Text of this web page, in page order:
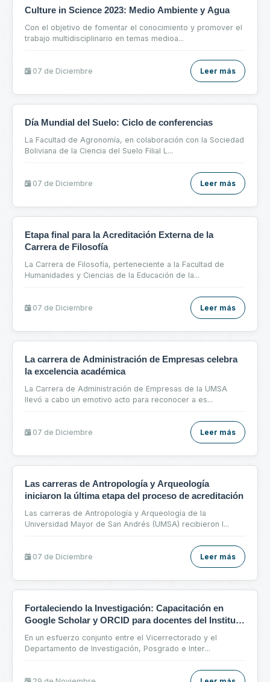
Culture in Science 2023: Medio Ambiente y Agua
Con el objetivo de fomentar el conocimiento y promover el
trabajo multidisciplinario en temas medioa...
07 de Diciembre Leer más
Día Mundial del Suelo: Ciclo de conferencias
La Facultad de Agronomía, en colaboración con la Sociedad
Boliviana de la Ciencia del Suelo Filial L...
07 de Diciembre Leer más
Etapa final para la Acreditación Externa de la
Carrera de Filosofía
La Carrera de Filosofía, perteneciente a la Facultad de
Humanidades y Ciencias de la Educación de la...
07 de Diciembre Leer más
La carrera de Administración de Empresas celebra
la excelencia académica
La Carrera de Administración de Empresas de la UMSA
llevó a cabo un emotivo acto para reconocer a es...
07 de Diciembre Leer más
Las carreras de Antropología y Arqueología
iniciaron la última etapa del proceso de acreditación
Las carreras de Antropología y Arqueología de la
Universidad Mayor de San Andrés (UMSA) recibieron l...
07 de Diciembre Leer más
Fortaleciendo la Investigación: Capacitación en
Google Scholar y ORCID para docentes del Instituto
En un esfuerzo conjunto entre el Vicerrectorado y el
Departamento de Investigación, Posgrado e Inter...